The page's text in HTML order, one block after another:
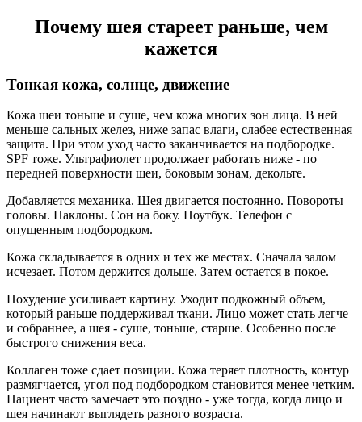
Почему шея стареет раньше, чем
кажется
Тонкая кожа, солнце, движение
Кожа шеи тоньше и суше, чем кожа многих зон лица. В ней
меньше сальных желез, ниже запас влаги, слабее естественная
защита. При этом уход часто заканчивается на подбородке.
SPF тоже. Ультрафиолет продолжает работать ниже - по
передней поверхности шеи, боковым зонам, декольте.
Добавляется механика. Шея двигается постоянно. Повороты
головы. Наклоны. Сон на боку. Ноутбук. Телефон с
опущенным подбородком.
Кожа складывается в одних и тех же местах. Сначала залом
исчезает. Потом держится дольше. Затем остается в покое.
Похудение усиливает картину. Уходит подкожный объем,
который раньше поддерживал ткани. Лицо может стать легче
и собраннее, а шея - суше, тоньше, старше. Особенно после
быстрого снижения веса.
Коллаген тоже сдает позиции. Кожа теряет плотность, контур
размягчается, угол под подбородком становится менее четким.
Пациент часто замечает это поздно - уже тогда, когда лицо и
шея начинают выглядеть разного возраста.